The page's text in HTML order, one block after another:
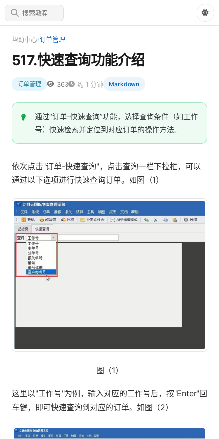
帮助中心/订单管理
517.快速查询功能介绍
订单管理 363 约 1 分钟 Markdown
通过“订单-快速查询”功能，选择查询条件（如工作
号）快速检索并定位到对应订单的操作方法。
依次点击"订单-快速查询"，点击查询一栏下拉框，可以
通过以下选项进行快速查询订单。如图（1）
图（1）
这里以"工作号"为例，输入对应的工作号后，按"Enter"回
车键，即可快速查询到对应的订单。如图（2）